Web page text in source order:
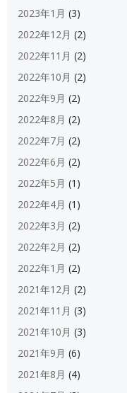
2023年1月 (3)
2022年12月 (2)
2022年11月 (2)
2022年10月 (2)
2022年9月 (2)
2022年8月 (2)
2022年7月 (2)
2022年6月 (2)
2022年5月 (1)
2022年4月 (1)
2022年3月 (2)
2022年2月 (2)
2022年1月 (2)
2021年12月 (2)
2021年11月 (3)
2021年10月 (3)
2021年9月 (6)
2021年8月 (4)